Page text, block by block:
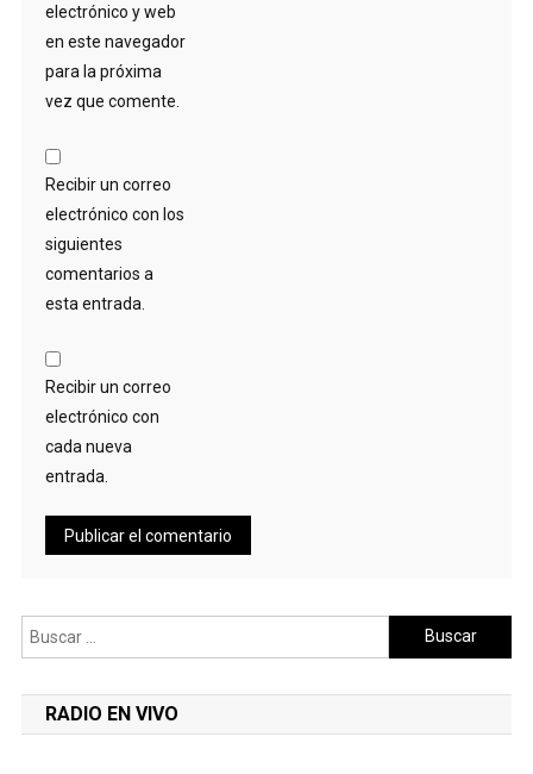
electrónico y web
en este navegador
para la próxima
vez que comente.
Recibir un correo
electrónico con los
siguientes
comentarios a
esta entrada.
Recibir un correo
electrónico con
cada nueva
entrada.
Buscar:
RADIO EN VIVO